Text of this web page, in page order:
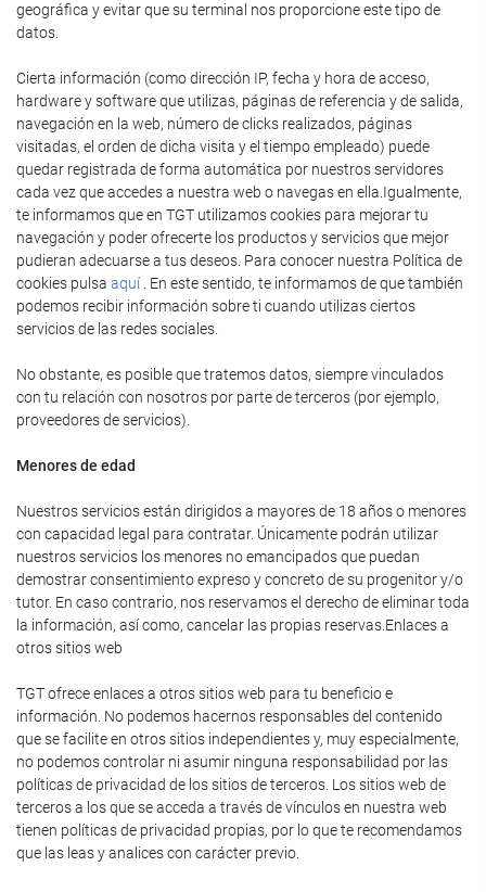
geográfica y evitar que su terminal nos proporcione este tipo de
datos.
Cierta información (como dirección IP, fecha y hora de acceso,
hardware y software que utilizas, páginas de referencia y de salida,
navegación en la web, número de clicks realizados, páginas
visitadas, el orden de dicha visita y el tiempo empleado) puede
quedar registrada de forma automática por nuestros servidores
cada vez que accedes a nuestra web o navegas en ella.Igualmente,
te informamos que en TGT utilizamos cookies para mejorar tu
navegación y poder ofrecerte los productos y servicios que mejor
pudieran adecuarse a tus deseos. Para conocer nuestra Política de
cookies pulsa aquí . En este sentido, te informamos de que también
podemos recibir información sobre ti cuando utilizas ciertos
servicios de las redes sociales.
No obstante, es posible que tratemos datos, siempre vinculados
con tu relación con nosotros por parte de terceros (por ejemplo,
proveedores de servicios).
Menores de edad
Nuestros servicios están dirigidos a mayores de 18 años o menores
con capacidad legal para contratar. Únicamente podrán utilizar
nuestros servicios los menores no emancipados que puedan
demostrar consentimiento expreso y concreto de su progenitor y/o
tutor. En caso contrario, nos reservamos el derecho de eliminar toda
la información, así como, cancelar las propias reservas.Enlaces a
otros sitios web
TGT ofrece enlaces a otros sitios web para tu beneficio e
información. No podemos hacernos responsables del contenido
que se facilite en otros sitios independientes y, muy especialmente,
no podemos controlar ni asumir ninguna responsabilidad por las
políticas de privacidad de los sitios de terceros. Los sitios web de
terceros a los que se acceda a través de vínculos en nuestra web
tienen políticas de privacidad propias, por lo que te recomendamos
que las leas y analices con carácter previo.